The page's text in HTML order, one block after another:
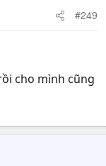
#249
cho mình cũng